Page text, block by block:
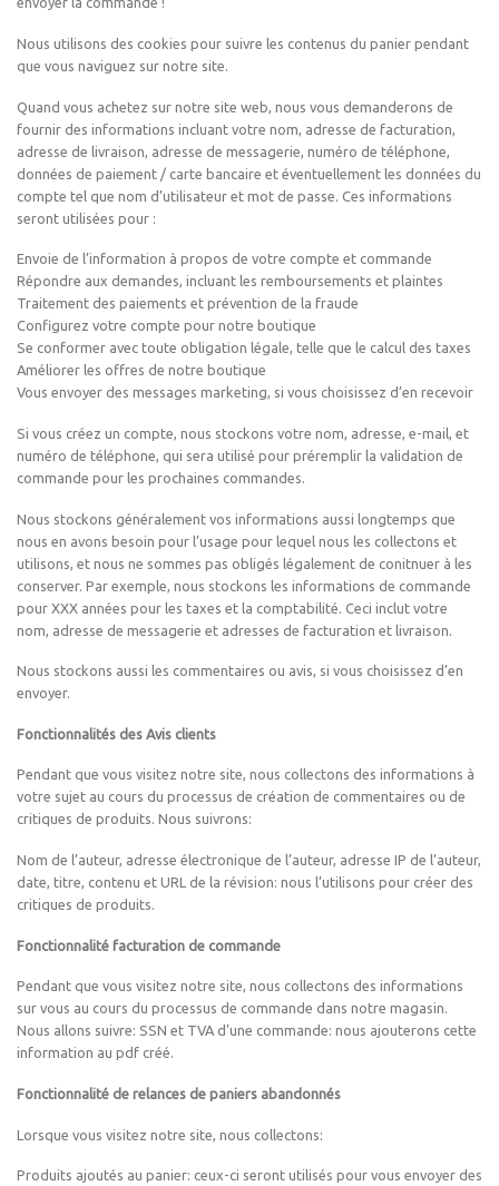
Nous utilisons des cookies pour suivre les contenus du panier pendant
que vous naviguez sur notre site.
Quand vous achetez sur notre site web, nous vous demanderons de
fournir des informations incluant votre nom, adresse de facturation,
adresse de livraison, adresse de messagerie, numéro de téléphone,
données de paiement / carte bancaire et éventuellement les données du
compte tel que nom d’utilisateur et mot de passe. Ces informations
seront utilisées pour :
Envoie de l’information à propos de votre compte et commande
Répondre aux demandes, incluant les remboursements et plaintes
Traitement des paiements et prévention de la fraude
Configurez votre compte pour notre boutique
Se conformer avec toute obligation légale, telle que le calcul des taxes
Améliorer les offres de notre boutique
Vous envoyer des messages marketing, si vous choisissez d’en recevoir
Si vous créez un compte, nous stockons votre nom, adresse, e-mail, et
numéro de téléphone, qui sera utilisé pour préremplir la validation de
commande pour les prochaines commandes.
Nous stockons généralement vos informations aussi longtemps que
nous en avons besoin pour l’usage pour lequel nous les collectons et
utilisons, et nous ne sommes pas obligés légalement de conitnuer à les
conserver. Par exemple, nous stockons les informations de commande
pour XXX années pour les taxes et la comptabilité. Ceci inclut votre
nom, adresse de messagerie et adresses de facturation et livraison.
Nous stockons aussi les commentaires ou avis, si vous choisissez d’en
envoyer.
Fonctionnalités des Avis clients
Pendant que vous visitez notre site, nous collectons des informations à
votre sujet au cours du processus de création de commentaires ou de
critiques de produits. Nous suivrons:
Nom de l’auteur, adresse électronique de l’auteur, adresse IP de l’auteur,
date, titre, contenu et URL de la révision: nous l’utilisons pour créer des
critiques de produits.
Fonctionnalité facturation de commande
Pendant que vous visitez notre site, nous collectons des informations
sur vous au cours du processus de commande dans notre magasin.
Nous allons suivre: SSN et TVA d’une commande: nous ajouterons cette
information au pdf créé.
Fonctionnalité de relances de paniers abandonnés
Lorsque vous visitez notre site, nous collectons:
Produits ajoutés au panier: ceux-ci seront utilisés pour vous envoyer des